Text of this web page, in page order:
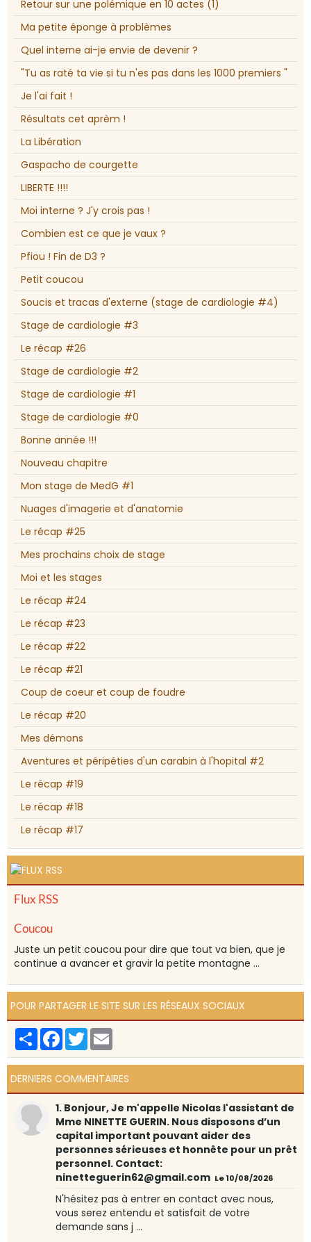
Retour sur une polémique en 10 actes (1)
Ma petite éponge à problèmes
Quel interne ai-je envie de devenir ?
"Tu as raté ta vie si tu n'es pas dans les 1000 premiers "
Je l'ai fait !
Résultats cet aprèm !
La Libération
Gaspacho de courgette
LIBERTE !!!!
Moi interne ? J'y crois pas !
Combien est ce que je vaux ?
Pfiou ! Fin de D3 ?
Petit coucou
Soucis et tracas d'externe (stage de cardiologie #4)
Stage de cardiologie #3
Le récap #26
Stage de cardiologie #2
Stage de cardiologie #1
Stage de cardiologie #0
Bonne année !!!
Nouveau chapitre
Mon stage de MedG #1
Nuages d'imagerie et d'anatomie
Le récap #25
Mes prochains choix de stage
Moi et les stages
Le récap #24
Le récap #23
Le récap #22
Le récap #21
Coup de coeur et coup de foudre
Le récap #20
Mes démons
Aventures et péripéties d'un carabin à l'hopital #2
Le récap #19
Le récap #18
Le récap #17
Flux RSS
Coucou
Juste un petit coucou pour dire que tout va bien, que je
continue a avancer et gravir la petite montagne ...
POUR PARTAGER LE SITE SUR LES RÉSEAUX SOCIAUX
PartagerFacebook
Twitter
DERNIERS COMMENTAIRES
1. Bonjour, Je m'appelle Nicolas l'assistant de
Mme NINETTE GUERIN. Nous disposons d’un
capital important pouvant aider des
personnes sérieuses et honnête pour un prêt
personnel. Contact:
ninetteguerin62@gmail.com Le 10/08/2026
N'hésitez pas à entrer en contact avec nous,
vous serez entendu et satisfait de votre
demande sans j ...